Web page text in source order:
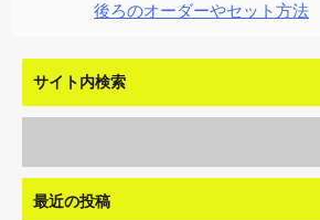
後ろのオーダーやセット方法
サイト内検索
最近の投稿